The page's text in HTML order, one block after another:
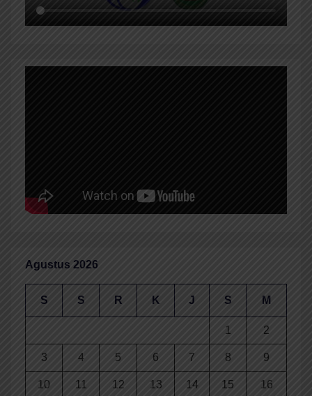
Agustus 2026
S S R K J S M
1 2
3 4 5 6 7 8 9
10 11 12 13 14 15 16